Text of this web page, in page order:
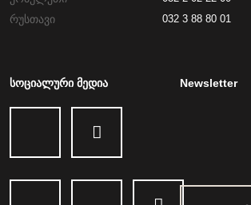
რუსთავი 032 3 88 80 01
სოციალური მედია Newsletter